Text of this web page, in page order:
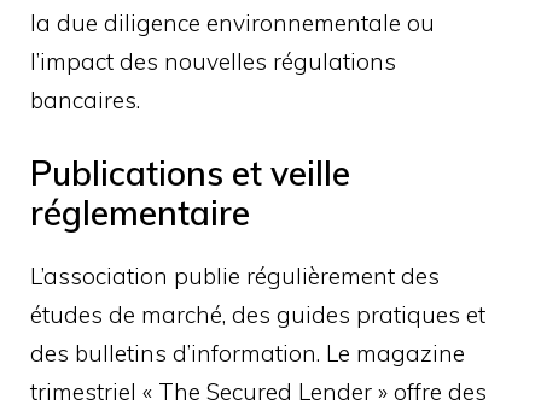
la due diligence environnementale ou
l’impact des nouvelles régulations
bancaires.
Publications et veille
réglementaire
L’association publie régulièrement des
études de marché, des guides pratiques et
des bulletins d’information. Le magazine
trimestriel « The Secured Lender » offre des